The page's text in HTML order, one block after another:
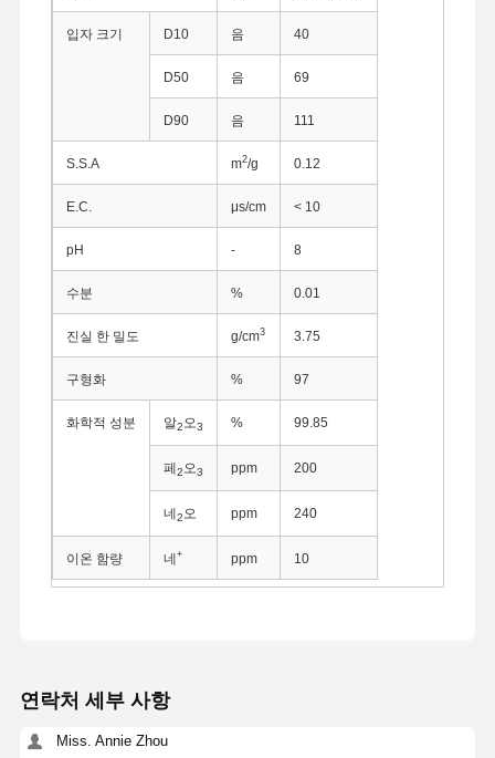
입자 크기 D10 음 40
D50 음 69
D90 음 111
S.S.A m2/g 0.12
E.C. μs/cm < 10
pH - 8
수분 % 0.01
진실 한 밀도 g/cm3 3.75
구형화 % 97
화학적 성분 알2 오3 % 99.85
페2 오3 ppm 200
네2 오 ppm 240
이온 함량 네+ ppm 10
연락처 세부 사항
Miss. Annie Zhou